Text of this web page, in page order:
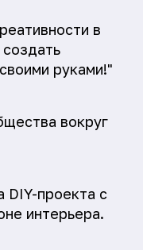
в
руками!"
вокруг
DIY-проекта с
интерьера.